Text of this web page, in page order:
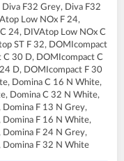
D
D
D
C24
C32
F32 Grey, Diva F32
Low NOx F 24,
24, DIVAtop Low NOx С
ST F 32, DOMIcompact
30 D, DOMIcompact C
D, DOMIcompact F 30
Domina C 16 N White,
Domina C 32 N White,
Domina F 13 N Grey,
Domina F 16 N White,
Domina F 24 N Grey,
Domina F 32 N White